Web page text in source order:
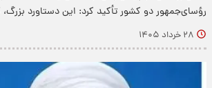
رؤسای‌جمهور دو کشور تأکید کرد: این دستاورد
۲۸ خرداد ۱۴۰۵